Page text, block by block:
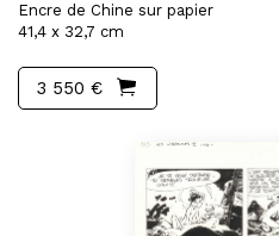
Encre de Chine sur papier
41,4 x 32,7 cm
3 550 €